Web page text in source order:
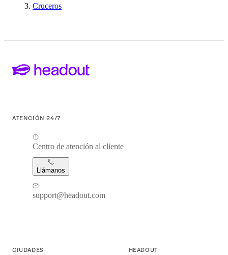
Cruceros
ATENCIÓN 24/7
Centro de atención al cliente
Llámanos
support@headout.com
CIUDADES HEADOUT